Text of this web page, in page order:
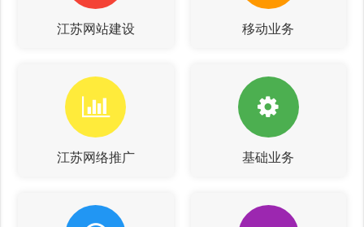
江苏网站建设 移动业务
江苏网络推广 基础业务